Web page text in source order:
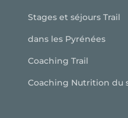
Stages et séjours Trail
dans les Pyrénées
Coaching Trail
Coaching Nutrition du